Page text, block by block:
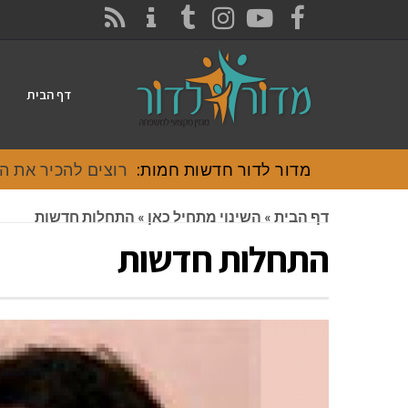
FACEBOOK
YOUTUBE
INSTAGRAM
TUMBLR
דף הבית
מדור לדור חדשות חמות: רוצים להכיר את
דף הבית » השינוי מתחיל כאן » התחלות חדשות
התחלות חדשות